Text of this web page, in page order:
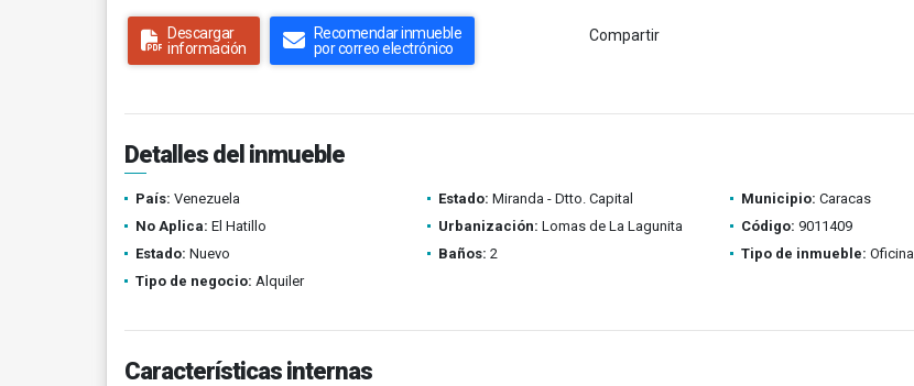
Descargar
información
Recomendar inmueble
por correo electrónico
Compartir
Detalles del inmueble
País: Venezuela Estado: Miranda - Dtto. Capital Municipio: Caracas
No Aplica: El Hatillo Urbanización: Lomas de La Lagunita Código: 9011409
Estado: Nuevo Baños: 2 Tipo de inmueble: Oficina
Tipo de negocio: Alquiler
Características internas